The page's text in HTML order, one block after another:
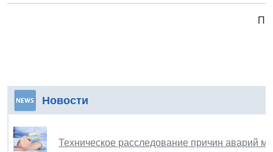
Новости
Техническое расследование причин аварий